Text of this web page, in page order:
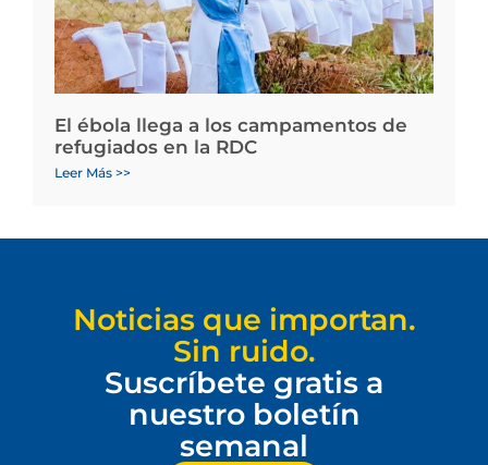
El ébola llega a los campamentos de
refugiados en la RDC
Leer Más >>
Noticias que importan.
Sin ruido.
Suscríbete gratis a
nuestro boletín
semanal